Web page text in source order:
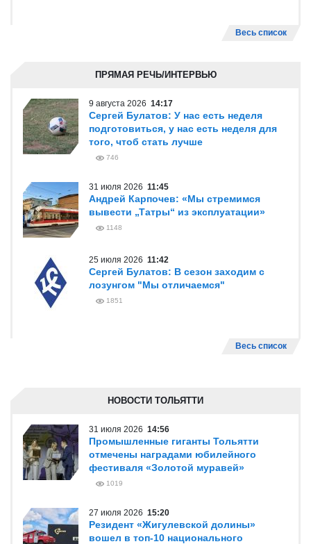
Весь список
ПРЯМАЯ РЕЧЬ/ИНТЕРВЬЮ
9 августа 2026 14:17
Сергей Булатов: У нас есть неделя
подготовиться, у нас есть неделя для
того, чтоб стать лучше
746
31 июля 2026 11:45
Андрей Карпочев: «Мы стремимся
вывести „Татры“ из эксплуатации»
1148
25 июля 2026 11:42
Сергей Булатов: В сезон заходим с
лозунгом "Мы отличаемся"
1851
Весь список
НОВОСТИ ТОЛЬЯТТИ
31 июля 2026 14:56
Промышленные гиганты Тольятти
отмечены наградами юбилейного
фестиваля «Золотой муравей»
1019
27 июля 2026 15:20
Резидент «Жигулевской долины»
вошел в топ-10 национального